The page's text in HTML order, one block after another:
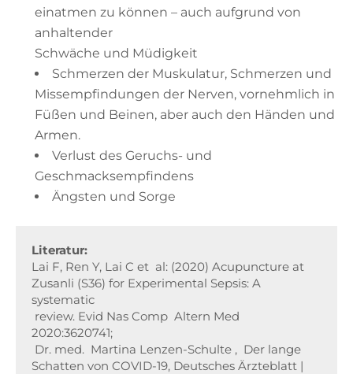
einatmen zu können – auch aufgrund von
anhaltender
Schwäche und Müdigkeit
Schmerzen der Muskulatur, Schmerzen und
Missempfindungen der Nerven, vornehmlich in
Füßen und Beinen, aber auch den Händen und
Armen.
Verlust des Geruchs- und
Geschmacksempfindens
Ängsten und Sorge
Literatur:
Lai F, Ren Y, Lai C et  al: (2020) Acupuncture at
Zusanli (S36) for Experimental Sepsis: A
systematic
2020:3620741;
Schatten von COVID-19, Deutsches Ärzteblatt |